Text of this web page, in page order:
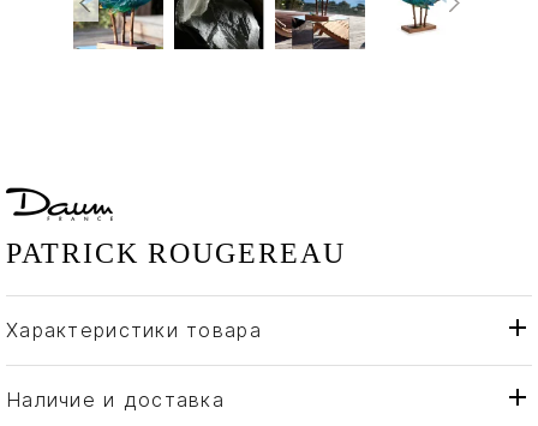
PATRICK ROUGEREAU
Характеристики товара
Бренд
Daum
Страна производителя
Наличие и доставка